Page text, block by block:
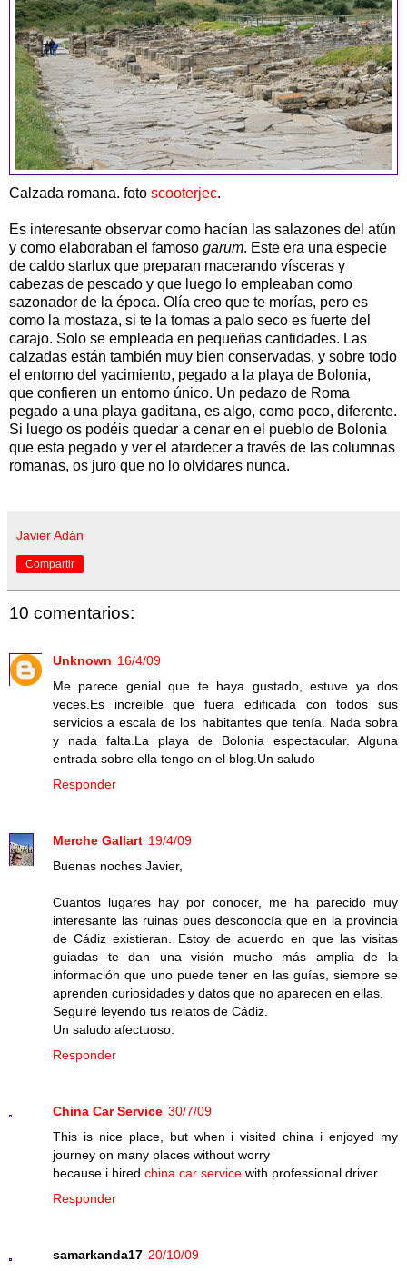
Calzada romana. foto scooterjec.
Es interesante observar como hacían las salazones del atún
y como elaboraban el famoso garum. Este era una especie
de caldo starlux que preparan macerando vísceras y
cabezas de pescado y que luego lo empleaban como
sazonador de la época. Olía creo que te morías, pero es
como la mostaza, si te la tomas a palo seco es fuerte del
carajo. Solo se empleada en pequeñas cantidades. Las
calzadas están también muy bien conservadas, y sobre todo
el entorno del yacimiento, pegado a la playa de Bolonia,
que confieren un entorno único. Un pedazo de Roma
pegado a una playa gaditana, es algo, como poco, diferente.
Si luego os podéis quedar a cenar en el pueblo de Bolonia
que esta pegado y ver el atardecer a través de las columnas
romanas, os juro que no lo olvidares nunca.
Javier Adán
Compartir
10 comentarios:
Unknown 16/4/09
Me parece genial que te haya gustado, estuve ya dos
veces.Es increíble que fuera edificada con todos sus
servicios a escala de los habitantes que tenía. Nada sobra
y nada falta.La playa de Bolonia espectacular. Alguna
entrada sobre ella tengo en el blog.Un saludo
Responder
Merche Gallart 19/4/09
Buenas noches Javier,
Cuantos lugares hay por conocer, me ha parecido muy
interesante las ruinas pues desconocía que en la provincia
de Cádiz existieran. Estoy de acuerdo en que las visitas
guiadas te dan una visión mucho más amplia de la
información que uno puede tener en las guías, siempre se
aprenden curiosidades y datos que no aparecen en ellas.
Seguiré leyendo tus relatos de Cádiz.
Un saludo afectuoso.
Responder
China Car Service 30/7/09
This is nice place, but when i visited china i enjoyed my
journey on many places without worry
because i hired china car service with professional driver.
Responder
samarkanda17 20/10/09